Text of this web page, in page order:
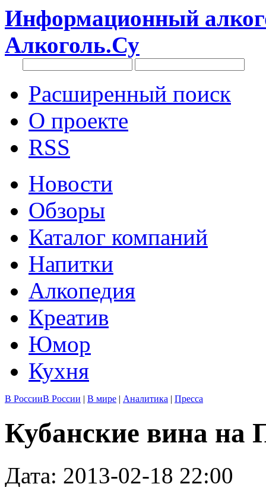
Информационный
Алкоголь.Су
Расширенный поиск
О проекте
RSS
Новости
Обзоры
Каталог компаний
Напитки
Алкопедия
Креатив
Юмор
Кухня
В РоссииВ России | В мире | Аналитика | Пресса
Кубанские вина на
Дата: 2013-02-18 22:00